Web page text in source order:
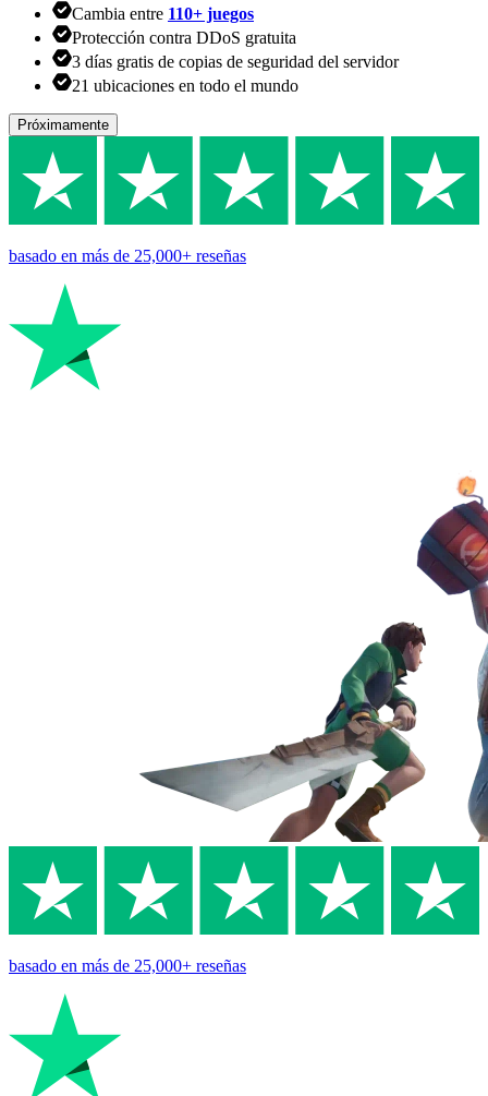
Cambia entre 110+ juegos
Protección contra DDoS gratuita
3 días gratis de copias de seguridad del servidor
21 ubicaciones en todo el mundo
Próximamente
basado en más de 25,000+ reseñas
basado en más de 25,000+ reseñas